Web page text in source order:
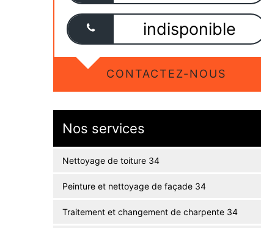
indisponible
CONTACTEZ-NOUS
Nos services
Nettoyage de toiture 34
Peinture et nettoyage de façade 34
Traitement et changement de charpente 34